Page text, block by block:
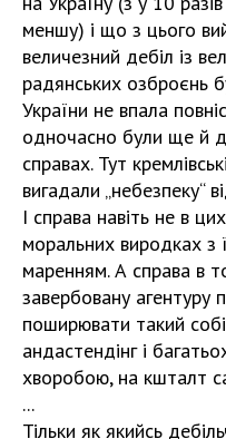
меншу) і що з цього
величезний дебіл із
радянських озброєнь
України не впала
одночасно були ще й
справах. Тут
вигадали „небезпеку“
І справа навіть не в
моральних виродках з
маренням. А справа в
завербовану агентуру
поширювати такий
андастендінг і
хворобою, на кшталт
...
Тільки як якийсь